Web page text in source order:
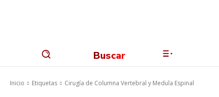
Buscar
Inicio Etiquetas Cirugía de Columna Vertebral y Medula Espinal